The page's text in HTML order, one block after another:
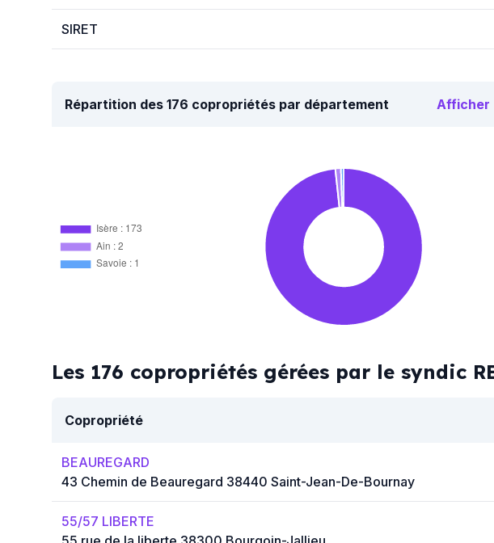
SIRET
Répartition des 176 copropriétés par département Afficher
Isère : 173
Ain : 2
Savoie : 1
Les 176 copropriétés gérées par le syndic
Copropriété
BEAUREGARD
43 Chemin de Beauregard 38440 Saint-Jean-De-Bournay
55/57 LIBERTE